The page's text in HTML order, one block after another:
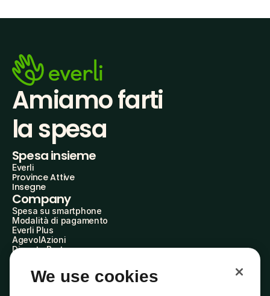
Amiamo farti
la spesa
Spesa insieme
Everli
Province Attive
Insegne
Company
Spesa su smartphone
Modalità di pagamento
Everli Plus
AgevolAzioni
Diventa Partner
Everli Shoppers
About Us
We use cookies